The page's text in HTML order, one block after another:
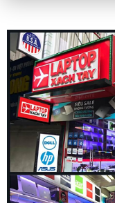
được tối ưu hóa và
bạn luôn mát mẻ
Chúng tôi cung cấp
tinh chỉnh nhằm đạt
suất, khả năng làm